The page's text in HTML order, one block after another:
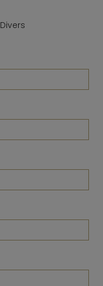
Divers